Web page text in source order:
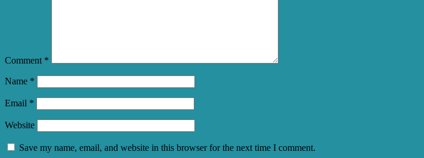
Comment *
Name *
Email *
Website
Save my name, email, and website in this browser for the next time I comment.